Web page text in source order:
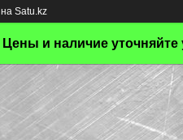
на Satu.kz
Цены и наличие